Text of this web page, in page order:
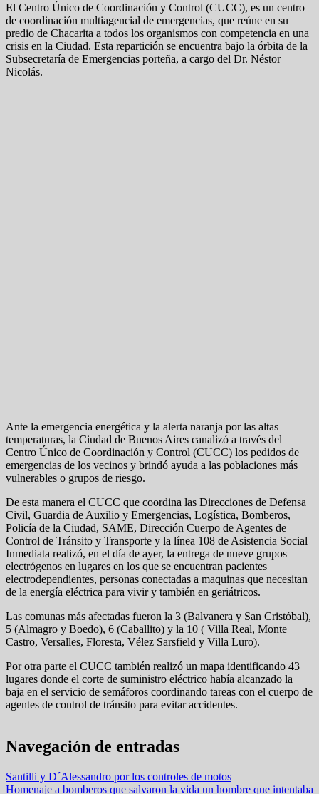
El Centro Único de Coordinación y Control (CUCC), es un centro
de coordinación multiagencial de emergencias, que reúne en su
predio de Chacarita a todos los organismos con competencia en una
crisis en la Ciudad. Esta repartición se encuentra bajo la órbita de la
Subsecretaría de Emergencias porteña, a cargo del Dr. Néstor
Nicolás.
Ante la emergencia energética y la alerta naranja por las altas
temperaturas, la Ciudad de Buenos Aires canalizó a través del
Centro Único de Coordinación y Control (CUCC) los pedidos de
emergencias de los vecinos y brindó ayuda a las poblaciones más
vulnerables o grupos de riesgo.
De esta manera el CUCC que coordina las Direcciones de Defensa
Civil, Guardia de Auxilio y Emergencias, Logística, Bomberos,
Policía de la Ciudad, SAME, Dirección Cuerpo de Agentes de
Control de Tránsito y Transporte y la línea 108 de Asistencia Social
Inmediata realizó, en el día de ayer, la entrega de nueve grupos
electrógenos en lugares en los que se encuentran pacientes
electrodependientes, personas conectadas a maquinas que necesitan
de la energía eléctrica para vivir y también en geriátricos.
Las comunas más afectadas fueron la 3 (Balvanera y San Cristóbal),
5 (Almagro y Boedo), 6 (Caballito) y la 10 ( Villa Real, Monte
Castro, Versalles, Floresta, Vélez Sarsfield y Villa Luro).
Por otra parte el CUCC también realizó un mapa identificando 43
lugares donde el corte de suministro eléctrico había alcanzado la
baja en el servicio de semáforos coordinando tareas con el cuerpo de
agentes de control de tránsito para evitar accidentes.
Navegación de entradas
Santilli y D´Alessandro por los controles de motos
Homenaje a bomberos que salvaron la vida un hombre que intentaba